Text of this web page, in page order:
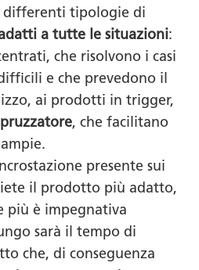
differenti tipologie di
a tutte le situazioni:
che risolvono i casi
e che prevedono il
ai prodotti in trigger,
, che facilitano
presente sui
il prodotto più adatto,
più è impegnativa
sarà il tempo di
che, di conseguenza